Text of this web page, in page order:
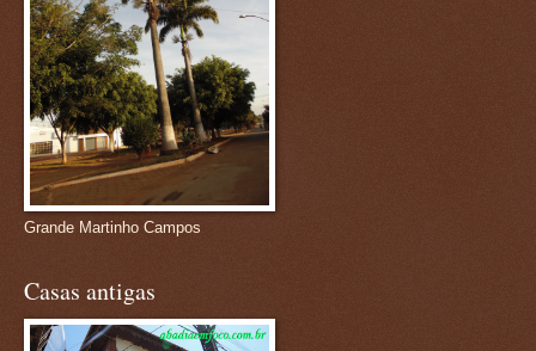
Grande Martinho Campos
Casas antigas